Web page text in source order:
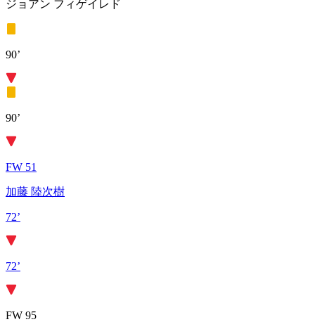
ジョアン フィゲイレド
90’
90’
FW 51
加藤 陸次樹
72’
72’
FW 95